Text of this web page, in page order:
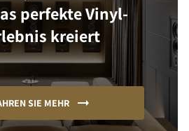
perfekte Vinyl-
kreiert
SIE MEHR